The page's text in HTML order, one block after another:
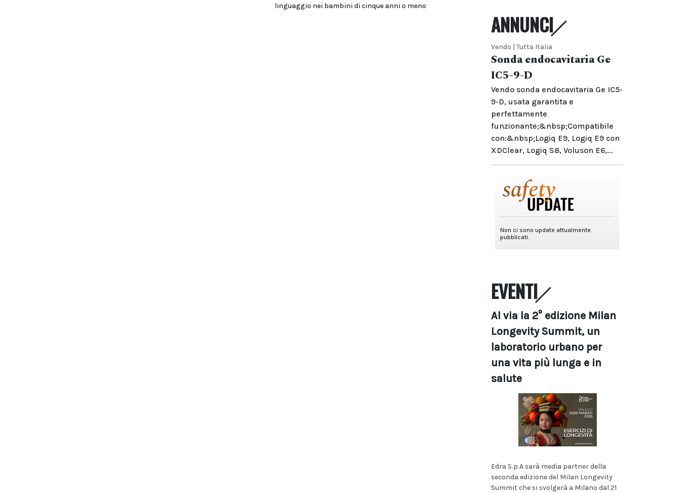
linguaggio nei bambini di cinque anni o meno
ANNUNCI
Vendo | Tutta Italia
Sonda endocavitaria Ge
IC5-9-D
Vendo sonda endocavitaria Ge IC5-
9-D, usata garantita e
perfettamente
funzionante;&nbsp;Compatibile
con:&nbsp;Logiq E9, Logiq E9 con
XDClear, Logiq S8, Voluson E6,...
EVENTI
Al via la 2° edizione Milan
Longevity Summit, un
laboratorio urbano per
una vita più lunga e in
salute
Edra S.p.A sarà media partner della
seconda edizione del Milan Longevity
Summit che si svolgerà a Milano dal 21